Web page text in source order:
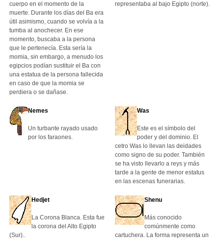
cuerpo en el momento de la
muerte. Durante los días del Ba era
útil asimismo, cuando se volvía a la
tumba al anochecer. En ese
momento, buscaba a la persona
que le pertenecía. Esta sería la
momia, sin embargo, a menudo los
egipcios podían sustituir el Ba con
una estatua de la persona fallecida
en caso de que la momia se
perdiera o se dañase.
representaba al bajo Egipto (norte).
Nemes
Un turbante rayado usado
por los faraones.
Was
Este es el símbolo del
poder y del dominio. El
cetro Was lo llevan las deidades
como signo de su poder. También
se ha visto llevarlo a reys y más
tarde a la gente de menor estatus
en las escenas funerarias.
Hedjet
La Corona Blanca. Esta fue
la corona del Alto Egipto
(Sur)..
Shenu
Más conocido
comúnmente como
cartuchera. La forma representa un